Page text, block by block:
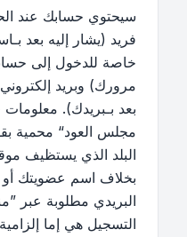
سيحتوي حسابك عند
فريد (يشار إليه بعد
خاصة للدخول إلى
مرورك) وبريد
بعد بـبريدك).
مجلس العود“ محمية
البلد الذي يستظيف
بخلاف اسم عضويتك
البريدي مطلوبة عبر
التسجيل هي إما إلزامية